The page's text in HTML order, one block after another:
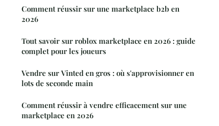
Comment réussir sur une marketplace b2b en
2026
Tout savoir sur roblox marketplace en 2026 : guide
complet pour les joueurs
Vendre sur Vinted en gros : où s'approvisionner en
lots de seconde main
Comment réussir à vendre efficacement sur une
marketplace en 2026